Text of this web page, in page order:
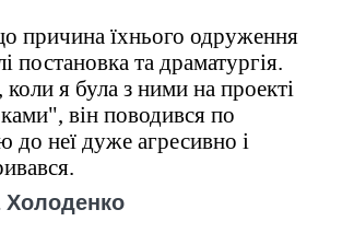
причина їхнього одруження
постановка та драматургія.
я була з ними на проекті
він поводився по
до неї дуже агресивно і
Холоденко